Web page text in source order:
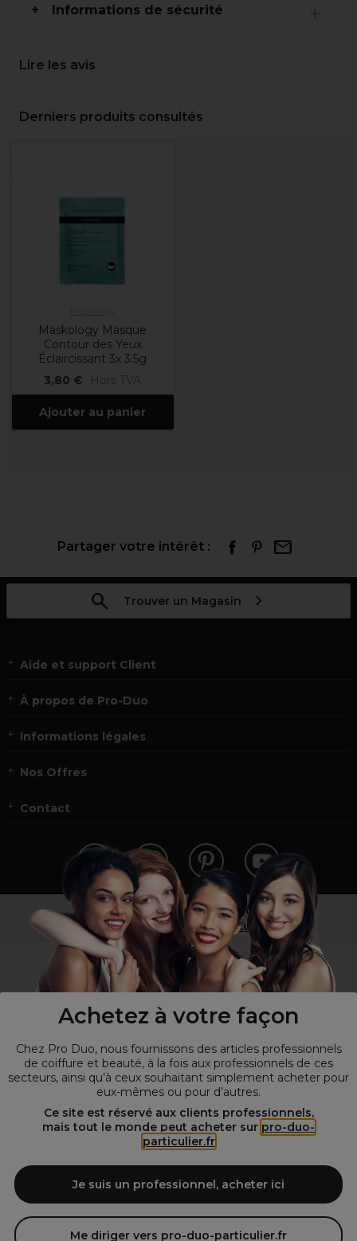
Achetez à votre façon
Chez Pro Duo, nous fournissons des articles professionnels
de coiffure et beauté, à la fois aux professionnels de ces
secteurs, ainsi qu’à ceux souhaitant simplement acheter pour
eux-mêmes ou pour d’autres.
Ce site est réservé aux clients professionnels,
mais tout le monde peut acheter sur pro-duo-
particulier.fr
Je suis un professionnel, acheter ici
Me diriger vers pro-duo-particulier.fr
Informations de sécurité
Lire les avis
Derniers produits consultés
Maskology Masque
Contour des Yeux
Éclaircissant 3x 3.5g
3,80 €
Hors TVA
Ajouter au panier
Partager votre intérêt :
Trouver un Magasin
Aide et support Client
À propos de Pro-Duo
Informations légales
Nos Offres
Contact
Vous n’êtes pas un professionnel ?
Visitez notre site pour les particuliers!
Spécialiste de la coiffure et de la beauté, nous vous proposons une
large sélection de produits professionnels pour la coiffure et
Duo le fournisseur incontournable des salons de coiffure et instituts
de beauté! Notre gamme de produits s’adresse également à tous ceux
qui sont à la recherche de produits et d'accessoires de coiffure et de
matériel esthétique de qualité.